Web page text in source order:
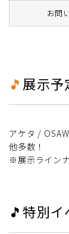
お問
🎵 展示予
アケタ /
他多数！
※展示ライン
🎵特別